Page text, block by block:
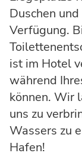
Duschen
Verfügung.
ist im Hotel
während
können. Wir
uns zu
Wassers zu
Hafen!